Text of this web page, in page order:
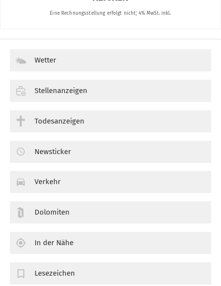
Wetter
Stellenanzeigen
Todesanzeigen
Newsticker
Verkehr
Dolomiten
In der Nähe
Lesezeichen